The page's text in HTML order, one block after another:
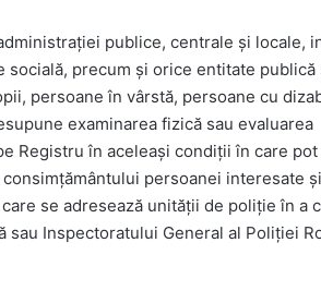
publice, centrale și locale,
precum și orice entitate publică
persoane în vârstă, persoane cu
examinarea fizică sau evaluarea
Registru în aceleași condiții în care
persoanei interesate
se adresează unității de poliție în a
Inspectoratului General al Poliției